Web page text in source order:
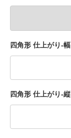
四角形 仕上がり-幅
四角形 仕上がり-縦